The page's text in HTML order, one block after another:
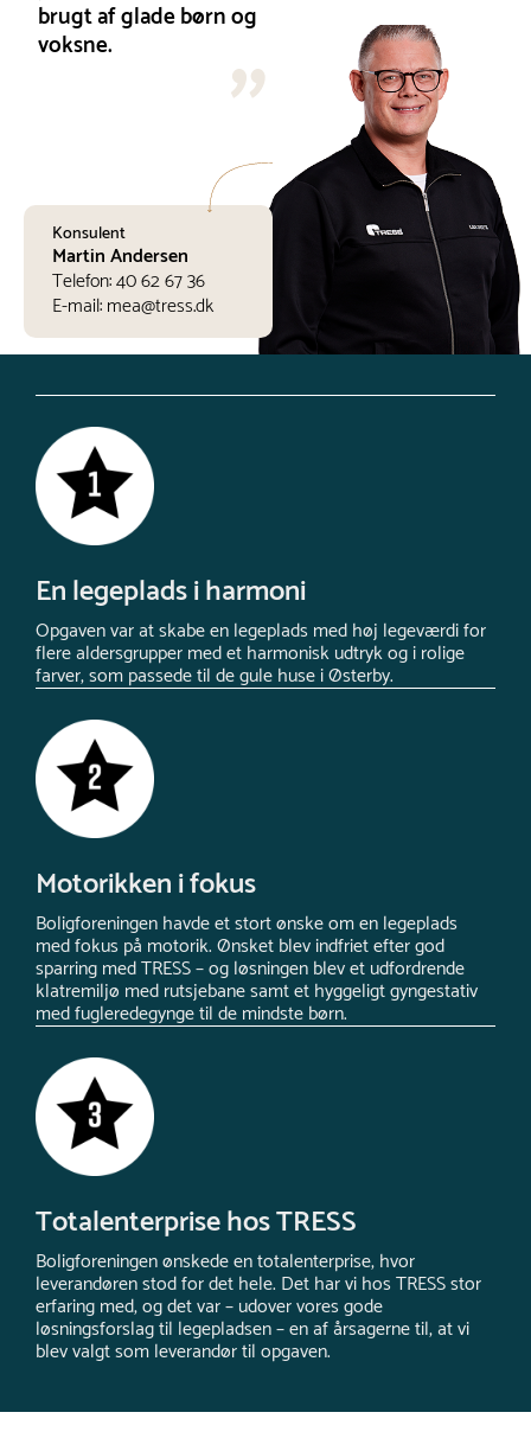
brugt af glade børn og
voksne.
Konsulent
Martin Andersen
Telefon:40 62 67 36
E-mail:mea@tress.dk
En legeplads i harmoni
Opgaven var at skabe en legeplads med høj legeværdi for
flere aldersgrupper med et harmonisk udtryk og i rolige
farver, som passede til de gule huse i Østerby.
Motorikken i fokus
Boligforeningen havde et stort ønske om en legeplads
med fokus på motorik. Ønsket blev indfriet efter god
sparring med TRESS – og løsningen blev et udfordrende
klatremiljø med rutsjebane samt et hyggeligt gyngestativ
med fugleredegynge til de mindste børn.
Totalenterprise hos TRESS
Boligforeningen ønskede en totalenterprise, hvor
leverandøren stod for det hele. Det har vi hos TRESS stor
erfaring med, og det var – udover vores gode
løsningsforslag til legepladsen – en af årsagerne til, at vi
blev valgt som leverandør til opgaven.